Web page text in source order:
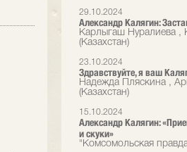
29.10.2024
Александр Калягин:
Карлыгаш Нуралиева ,
(Казахстан)
23.10.2024
Здравствуйте, я ваш
Надежда Пляскина ,
(Казахстан)
15.10.2024
Александр Калягин:
и скуки»
"Комсомольская